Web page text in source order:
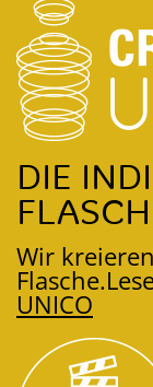
DIE
Wir
Flasche.
UNICO